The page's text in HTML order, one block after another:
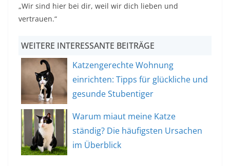
„Wir sind hier bei dir, weil wir dich lieben und
vertrauen.“
WEITERE INTERESSANTE BEITRÄGE
Katzengerechte Wohnung
einrichten: Tipps für glückliche und
gesunde Stubentiger
Warum miaut meine Katze
ständig? Die häufigsten Ursachen
im Überblick